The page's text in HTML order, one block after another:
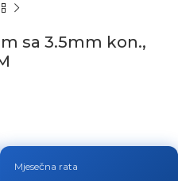
sa 3.5mm kon.,
Mjesečna rata